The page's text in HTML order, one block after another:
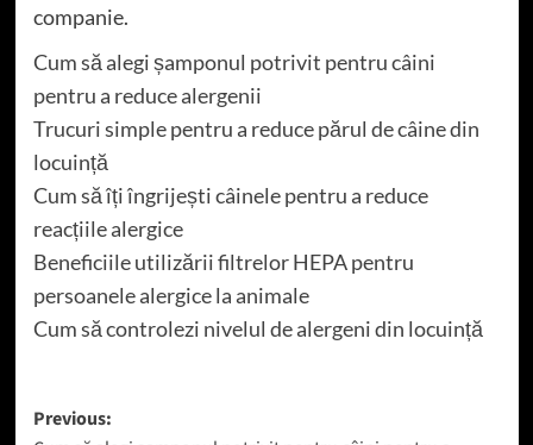
companie.
Cum să alegi șamponul potrivit pentru câini
pentru a reduce alergenii
Trucuri simple pentru a reduce părul de câine din
locuință
Cum să îți îngrijești câinele pentru a reduce
reacțiile alergice
Beneficiile utilizării filtrelor HEPA pentru
persoanele alergice la animale
Cum să controlezi nivelul de alergeni din locuință
Post
Previous: